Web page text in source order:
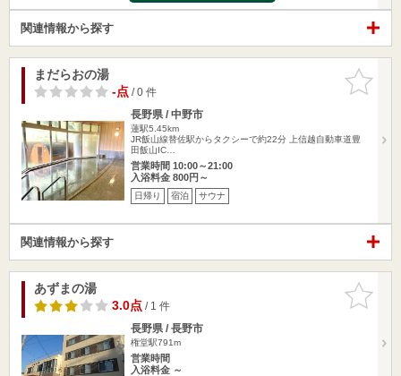
関連情報から探す
お気に入
りに追加
まだらおの湯
-点/ 0 件
長野県 / 中野市
蓮駅5.45km
JR飯山線替佐駅からタクシーで約22分 上信越自動車道豊
田飯山IC…
営業時間 10:00～21:00
入浴料金 800円～
日帰り 宿泊 サウナ
関連情報から探す
お気に入
りに追加
あずまの湯
3.0点/ 1 件
長野県 / 長野市
権堂駅791m
営業時間
入浴料金 ～